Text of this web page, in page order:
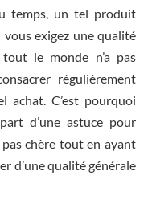
temps, un tel produit
exigez une qualité
tout le monde n’a pas
régulièrement
achat. C’est pourquoi
d’une astuce pour
chère tout en ayant
d’une qualité générale